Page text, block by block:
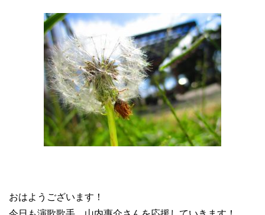
おはようございます！